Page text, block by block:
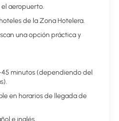
aeropuerto.
de la Zona Hotelera.
una opción práctica y
minutos (dependiendo del
en horarios de llegada de
e inglés.